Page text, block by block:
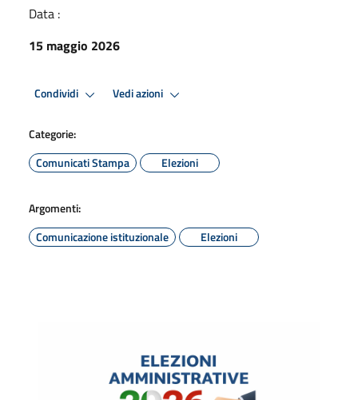
Data :
15 maggio 2026
Condividi Vedi azioni
Categorie:
Comunicati Stampa
Elezioni
Argomenti:
Comunicazione istituzionale
Elezioni